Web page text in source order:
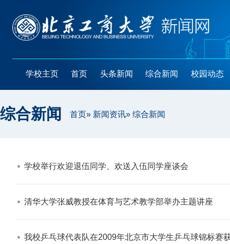
学校主页 首页 头条新闻 综合新闻 校园动态
综合新闻 首页» 新闻资讯» 综合新闻
学校举行欢迎退伍同学、欢送入伍同学座谈会​
清华大学张威教授在体育与艺术教学部举办主题讲座​
我校乒乓球代表队在2009年北京市大学生乒乓球锦标赛